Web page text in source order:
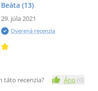
Beáta (13)
29. júla 2021
Overená recenzia
táto recenzia?
Áno (0)